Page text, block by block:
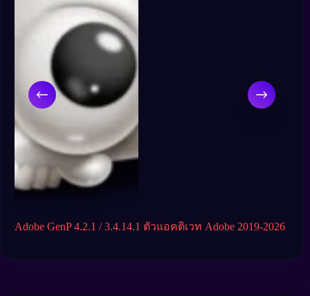
Adobe GenP 4.2.1 / 3.4.14.1 ตัวแอคติเวท Adobe 2019-2026